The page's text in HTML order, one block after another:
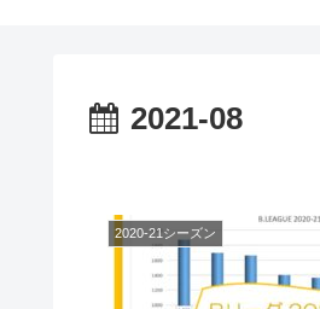
2021-08
2020-21シーズン